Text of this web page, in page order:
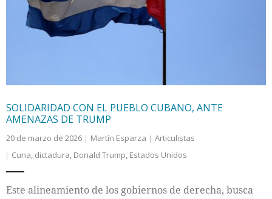
SOLIDARIDAD CON EL PUEBLO CUBANO, ANTE
AMENAZAS DE TRUMP
20 de marzo de 2026 Martín Esparza
Articulistas
Cuna, dictadura, Donald Trump, Estados Unidos
Este alineamiento de los gobiernos de derecha, busca